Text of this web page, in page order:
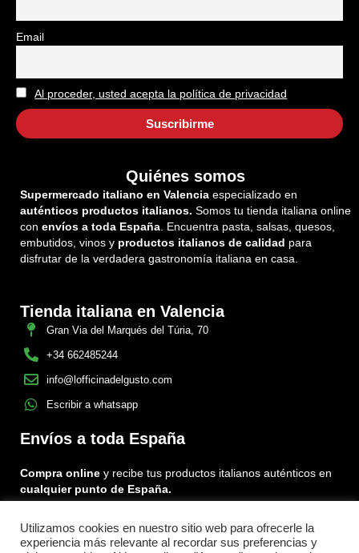
Email
Al proceder, usted acepta la política de privacidad
Quiénes somos
Supermercado italiano en Valencia especializado en
auténticos productos italianos. Somos tu tienda italiana online
con envíos a toda España . Encuentra pasta, salsas, quesos,
embutidos, vinos y productos italianos de calidad para
disfrutar de la verdadera gastronomía italiana en casa.
Tienda italiana en Valencia
Gran Via del Marqués del Túria, 70
+34 662485244
info@lofficinadelgusto.com
Escribir a whatsapp
Envíos a toda España
Compra online y recibe tus productos italianos auténticos en
cualquier punto de España.
Encuéntranos en:
Utilizamos cookies en nuestro sitio web para ofrecerle la
experiencia más relevante al recordar sus preferencias y